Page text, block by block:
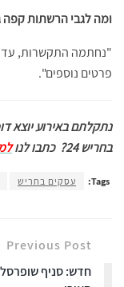
ומה לגבי הרשתות קפה
"נחתמה התקשרות,
פרטים נוספים".
נתקלתם באירוע יוצא
בחריש 24?
כתבו לנו
Tags: עסקים בחריש
Previous Post
חדש: סניף